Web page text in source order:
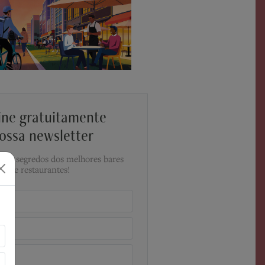
gratuitamente
newsletter
os segredos dos melhores bares
e restaurantes!